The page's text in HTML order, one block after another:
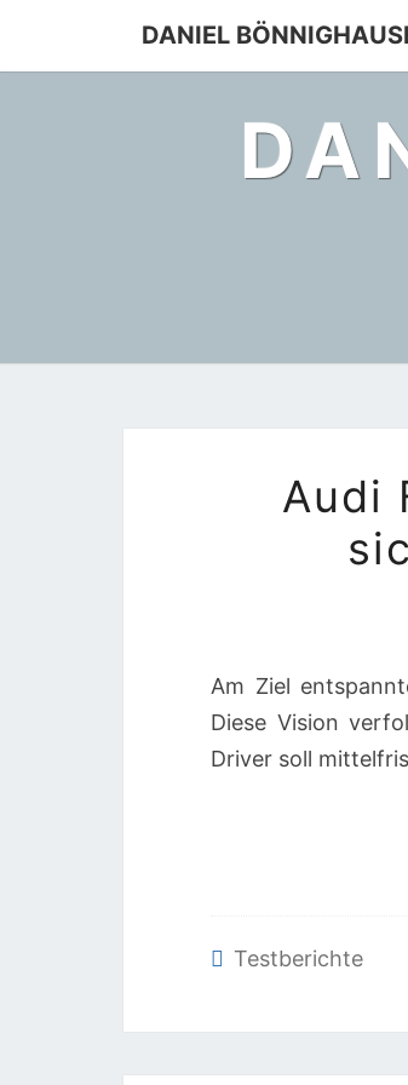
DANIEL
Audi
Am Ziel
Diese Vision
Driver soll
Testberichte